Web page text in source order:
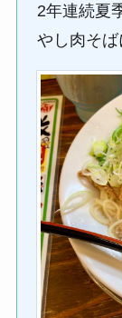
2年連続夏
やし肉そば